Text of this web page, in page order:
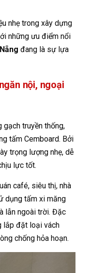
nhẹ trong xây dựng
những ưu điểm nổi
đang là sự lựa
nội, ngoại
gạch truyền thống,
tấm Cemboard. Bởi
trọng lượng nhẹ, dễ
lực tốt.
café, siêu thị, nhà
dụng tấm xi măng
lẫn ngoài trời. Đặc
lắp đặt loại vách
chống hỏa hoạn.